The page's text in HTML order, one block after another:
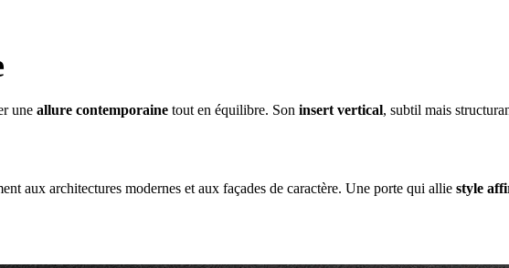
une allure contemporaine tout en équilibre. Son insert vertical, subtil mais
aux architectures modernes et aux façades de caractère. Une porte qui allie style